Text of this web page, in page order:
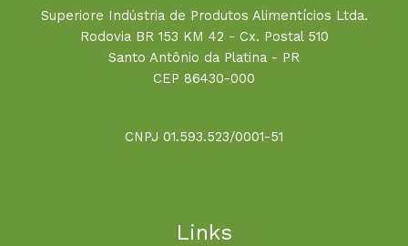
Superiore Indústria de Produtos Alimentícios Ltda.
Rodovia BR 153 KM 42 - Cx. Postal 510
Santo Antônio da Platina - PR
CEP 86430-000
CNPJ 01.593.523/0001-51
Links